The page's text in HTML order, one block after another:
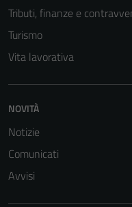
Tributi, finanze e
Turismo
Vita lavorativa
NOVITÀ
Notizie
Comunicati
Avvisi